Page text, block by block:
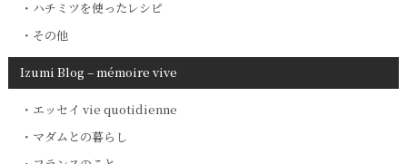
ハチミツを使ったレシピ
その他
Izumi Blog – mémoire vive
エッセイ vie quotidienne
マダムとの暮らし